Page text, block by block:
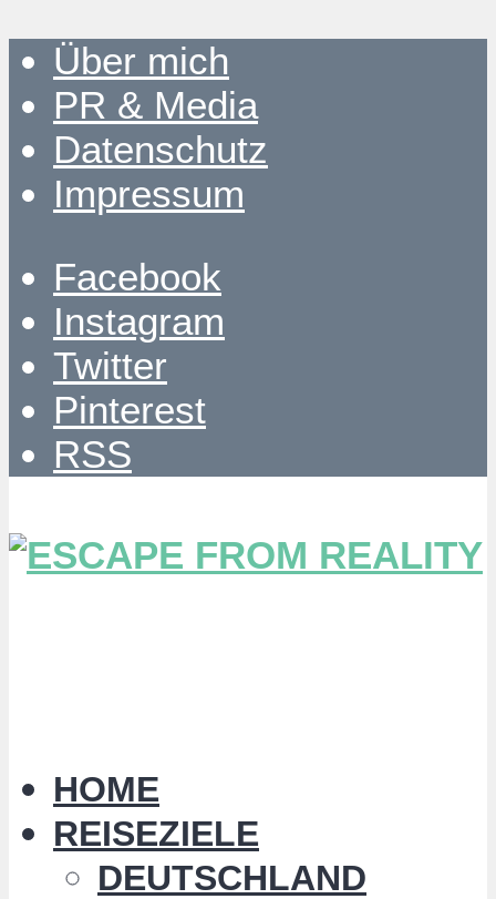
Über mich
PR & Media
Datenschutz
Impressum
Facebook
Instagram
Twitter
Pinterest
RSS
HOME
REISEZIELE
DEUTSCHLAND